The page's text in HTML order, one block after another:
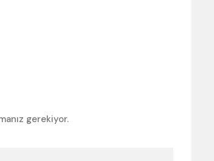
gerekiyor.